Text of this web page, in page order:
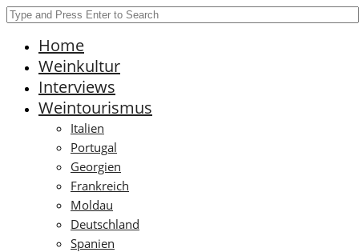
Home
Weinkultur
Interviews
Weintourismus
Italien
Portugal
Georgien
Frankreich
Moldau
Deutschland
Spanien